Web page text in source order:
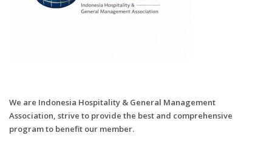
We are Indonesia Hospitality & General Management
Association, strive to provide the best and comprehensive
program to benefit our member.